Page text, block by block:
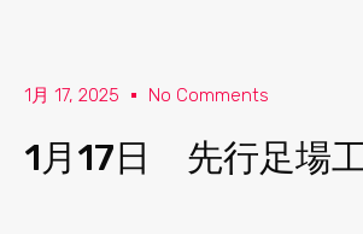
1月 17, 2025 No Comments
1月17日 先行足場